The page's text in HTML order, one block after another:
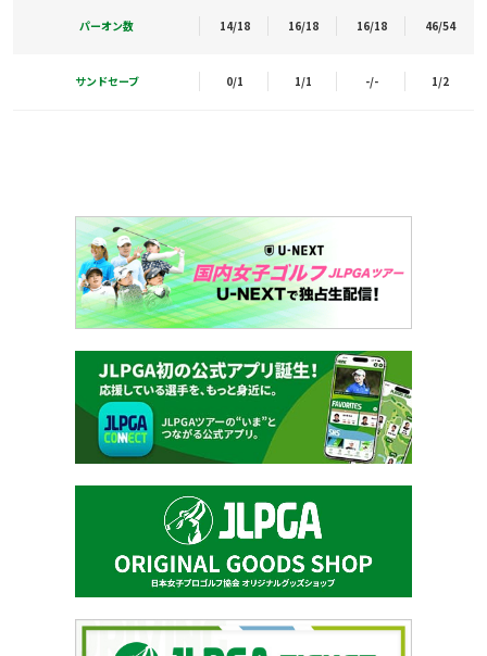
パーオン数 14/18 16/18 16/18 46/54
サンドセーブ 0/1 1/1 -/- 1/2